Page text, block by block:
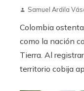
Samuel Ardila
Colombia
como la nación
Tierra. Al
territorio cobija